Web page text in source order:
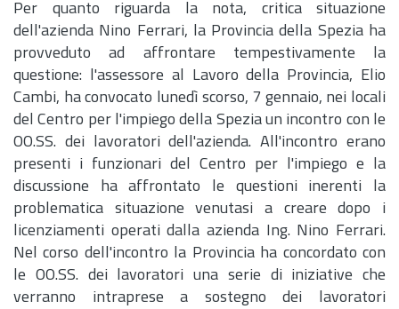
Per quanto riguarda la nota, critica situazione
dell'azienda Nino Ferrari, la Provincia della Spezia ha
provveduto ad affrontare tempestivamente la
questione: l'assessore al Lavoro della Provincia, Elio
Cambi, ha convocato lunedì scorso, 7 gennaio, nei locali
del Centro per l'impiego della Spezia un incontro con le
OO.SS. dei lavoratori dell'azienda. All'incontro erano
presenti i funzionari del Centro per l'impiego e la
discussione ha affrontato le questioni inerenti la
problematica situazione venutasi a creare dopo i
licenziamenti operati dalla azienda Ing. Nino Ferrari.
Nel corso dell'incontro la Provincia ha concordato con
le OO.SS. dei lavoratori una serie di iniziative che
verranno intraprese a sostegno dei lavoratori